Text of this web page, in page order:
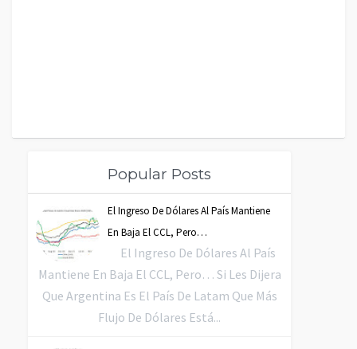
Popular Posts
El Ingreso De Dólares Al País Mantiene
En Baja El CCL, Pero…
El Ingreso De Dólares Al País
Mantiene En Baja El CCL, Pero… Si Les Dijera
Que Argentina Es El País De Latam Que Más
Flujo De Dólares Está...